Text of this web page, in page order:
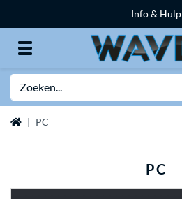
Info & Hulp
Home PC
PC